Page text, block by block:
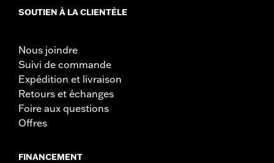
SOUTIEN À LA CLIENTÈLE
Nous joindre
Suivi de commande
Expédition et livraison
Retours et échanges
Foire aux questions
Offres
FINANCEMENT